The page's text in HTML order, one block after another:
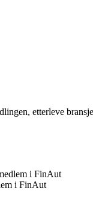
etterleve
i FinAut
i FinAut